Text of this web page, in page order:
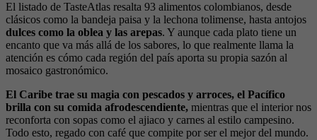
El listado de TasteAtlas resalta 93 alimentos colombianos, desde
clásicos como la bandeja paisa y la lechona tolimense, hasta antojos
dulces como la oblea y las arepas. Y aunque cada plato tiene un
encanto que va más allá de los sabores, lo que realmente llama la
atención es cómo cada región del país aporta su propia sazón al
mosaico gastronómico.
El Caribe trae su magia con pescados y arroces, el Pacífico
brilla con su comida afrodescendiente, mientras que el interior nos
reconforta con sopas como el ajiaco y carnes al estilo campesino.
Todo esto, regado con café que compite por ser el mejor del mundo.